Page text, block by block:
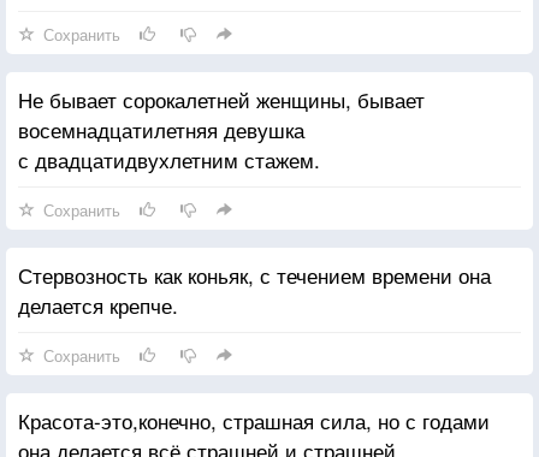
который постоянно врет хозяевам? То-то и оно!
На некоторые «замечательные» поступки способен
лишь человек.
Сохранить
Не бывает сорокалетней женщины, бывает
восемнадцатилетняя девушка
с двадцатидвухлетним стажем.
Сохранить
Стервозность как коньяк, с течением времени она
делается крепче.
Сохранить
Красота-это,конечно, страшная сила, но с годами
она делается всё страшней и страшней